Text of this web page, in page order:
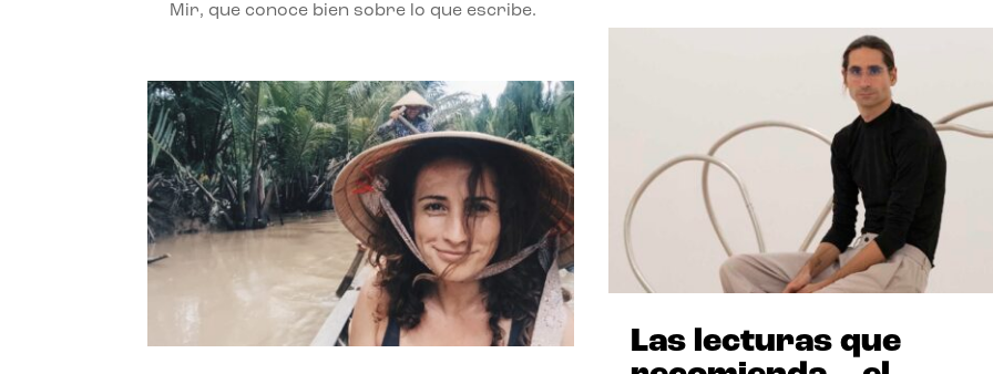
Mir, que conoce bien sobre lo que escribe.
Las lecturas que